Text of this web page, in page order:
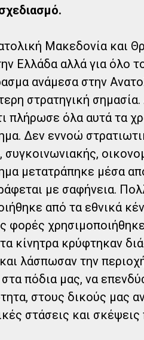
Μακεδονία και
Ελλάδα αλλά για όλο
ανάμεσα στην
στρατηγική
πλήρωσε όλα αυτά τα
Δεν εννοώ
συγκοινωνιακής,
μετατράπηκε μέσα
με σαφήνεια.
από τα εθνικά
φορές
κίνητρα κρύφτηκαν
λάσπωσαν την
πόδια μας, να
στους δικούς μας
στάσεις και